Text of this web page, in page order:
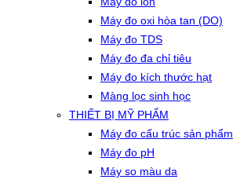
Máy đo oxi hòa tan (DO)
Máy đo TDS
Máy đo đa chỉ tiêu
Máy đo kích thước hạt
Màng lọc sinh học
THIẾT BỊ MỸ PHẨM
Máy đo cấu trúc sản phẩm
Máy đo pH
Máy so màu da